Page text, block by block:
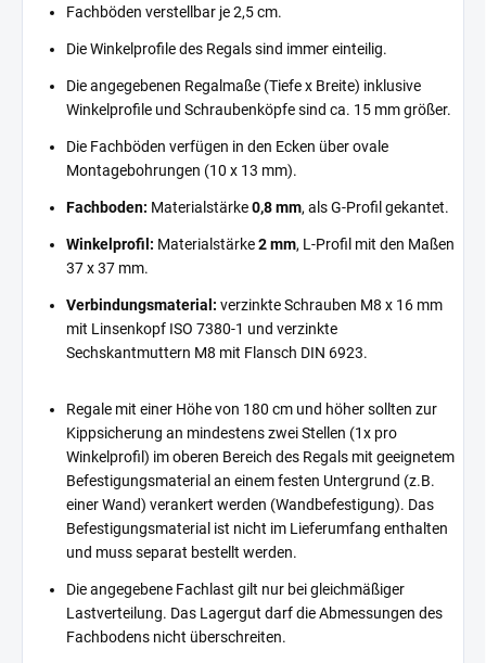
Fachböden verstellbar je 2,5 cm.
Die Winkelprofile des Regals sind immer einteilig.
Die angegebenen Regalmaße (Tiefe x Breite) inklusive
Winkelprofile und Schraubenköpfe sind ca. 15 mm größer.
Die Fachböden verfügen in den Ecken über ovale
Montagebohrungen (10 x 13 mm).
Fachboden: Materialstärke0,8 mm, als G-Profil gekantet.
Winkelprofil: Materialstärke2 mm, L-Profil mit den Maßen
37 x 37 mm.
Verbindungsmaterial: verzinkte Schrauben M8 x 16 mm
mit Linsenkopf ISO 7380-1 und verzinkte
Sechskantmuttern M8 mit Flansch DIN 6923.
Regale mit einer Höhe von 180 cm und höher sollten zur
Kippsicherung an mindestens zwei Stellen (1x pro
Winkelprofil) im oberen Bereich des Regals mit geeignetem
Befestigungsmaterial an einem festen Untergrund (z.B.
einer Wand) verankert werden (Wandbefestigung). Das
Befestigungsmaterial ist nicht im Lieferumfang enthalten
und muss separat bestellt werden.
Die angegebene Fachlast gilt nur bei gleichmäßiger
Lastverteilung. Das Lagergut darf die Abmessungen des
Fachbodens nicht überschreiten.